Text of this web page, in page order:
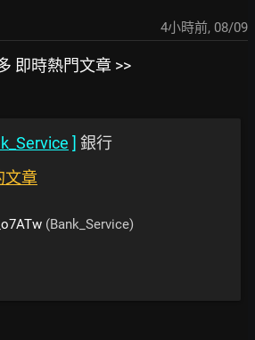
4小時前, 08/09
即時熱門文章 >>
] 銀行
文章
(Bank_Service)